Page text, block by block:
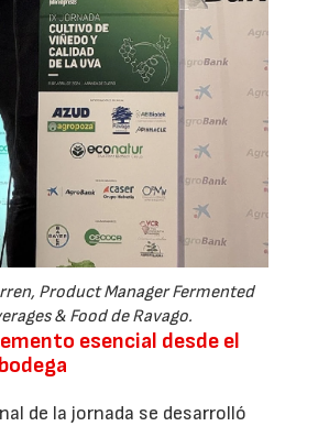
Product Manager Fermented
& Food de Ravago.
esencial desde el
de la jornada se desarrolló